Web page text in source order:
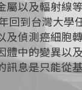
屬以及輻射線
回到台灣大學
及偵測癌細胞
體中的變異以
訊息是只能從